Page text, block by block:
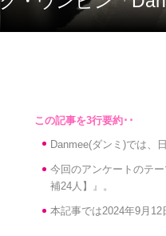
Danmee(ダンミ)では、
今回のアンケートのテ
補24人】』。
本記事では2024年9月12